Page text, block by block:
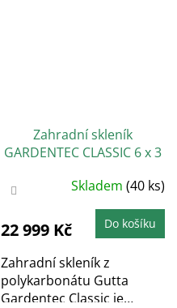
Zahradní skleník
GARDENTEC CLASSIC 6 x 3
Průměrné
hodnocení
4,4
z
hvězdiček.
Skladem(40 ks)
22 999 Kč Do košíku
Zahradní skleník z
polykarbonátu Gutta
Gardentec Classic je